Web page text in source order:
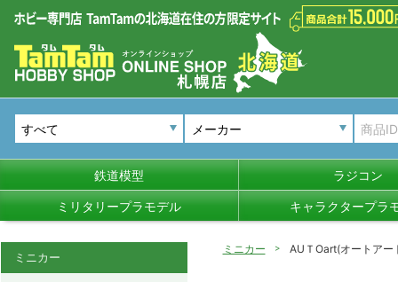
メーカー
鉄道模型 ラジコン
ミリタリープラモデル キャラクタープラ
ミニカー AUＴOart(オートアー
ミニカー